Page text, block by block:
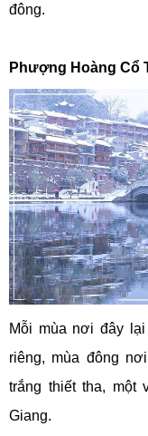
đông.
Phượng Hoàng Cổ
Mỗi mùa nơi đây
riêng, mùa đông
trắng thiết tha, một
Giang.